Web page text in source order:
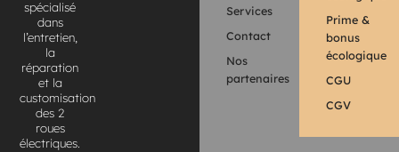
spécialisé
dans
l’entretien,
la
réparation
et la
customisation
des 2
roues
électriques.
Services
Contact
Nos
partenaires
Prime &
bonus
écologique
CGU
CGV